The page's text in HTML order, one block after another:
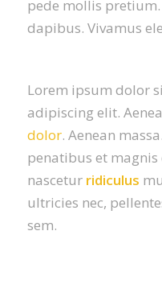
pede mollis
dapibus. Vivamus
Lorem ipsum dolor
adipiscing elit.
dolor. Aenean
penatibus et
nascetur ridiculus
ultricies nec,
sem.